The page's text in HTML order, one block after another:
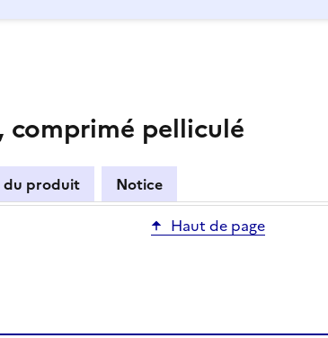
comprimé pelliculé
du produit
Notice
Haut de page